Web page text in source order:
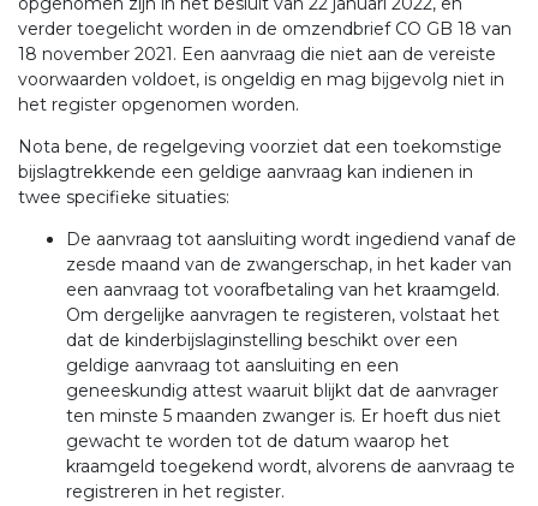
verder toegelicht worden in de omzendbrief CO GB 18 van
18 november 2021. Een aanvraag die niet aan de vereiste
voorwaarden voldoet, is ongeldig en mag bijgevolg niet in
het register opgenomen worden.
Nota bene, de regelgeving voorziet dat een toekomstige
bijslagtrekkende een geldige aanvraag kan indienen in
twee specifieke situaties:
De aanvraag tot aansluiting wordt ingediend vanaf de
zesde maand van de zwangerschap, in het kader van
een aanvraag tot voorafbetaling van het kraamgeld.
Om dergelijke aanvragen te registeren, volstaat het
dat de kinderbijslaginstelling beschikt over een
geldige aanvraag tot aansluiting en een
geneeskundig attest waaruit blijkt dat de aanvrager
ten minste 5 maanden zwanger is. Er hoeft dus niet
gewacht te worden tot de datum waarop het
kraamgeld toegekend wordt, alvorens de aanvraag te
registreren in het register.